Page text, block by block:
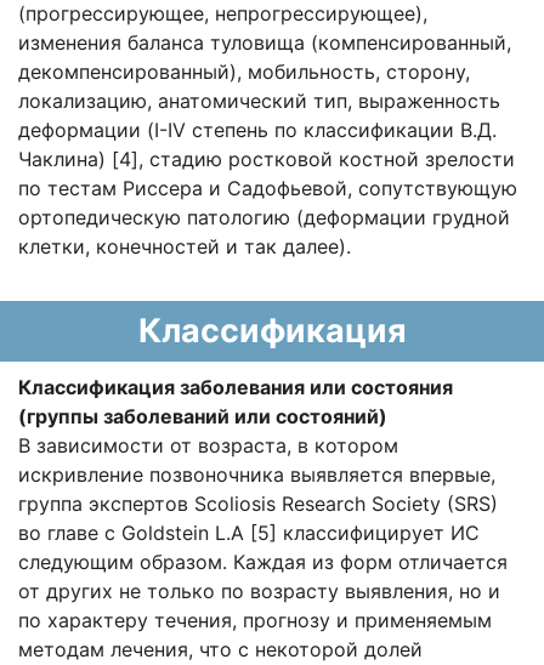
(прогрессирующее, непрогрессирующее),
изменения баланса туловища (компенсированный,
декомпенсированный), мобильность, сторону,
локализацию, анатомический тип, выраженность
деформации (I-IV степень по классификации В.Д.
Чаклина) [4], стадию ростковой костной зрелости
по тестам Риссера и Садофьевой, сопутствующую
ортопедическую патологию (деформации грудной
клетки, конечностей и так далее).
Классификация
Классификация заболевания или состояния
(группы заболеваний или состояний)
В зависимости от возраста, в котором
искривление позвоночника выявляется впервые,
группа экспертов Scoliosis Research Society (SRS)
во главе с Goldstein L.A [5] классифицирует ИС
следующим образом. Каждая из форм отличается
от других не только по возрасту выявления, но и
по характеру течения, прогнозу и применяемым
методам лечения, что с некоторой долей